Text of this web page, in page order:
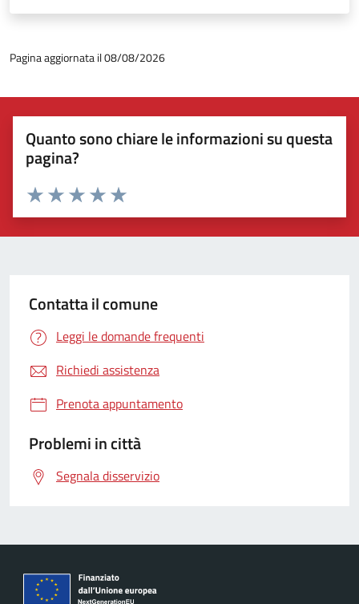
Pagina aggiornata il 08/08/2026
Quanto sono chiare le informazioni su questa
pagina?
Valuta 5 stelle su 5
Valuta 4 stelle su 5
Valuta 3 stelle su 5
Valuta 2 stelle su 5
Valuta 1 stelle su 5
Contatta il comune
Leggi le domande frequenti
Richiedi assistenza
Prenota appuntamento
Problemi in città
Segnala disservizio